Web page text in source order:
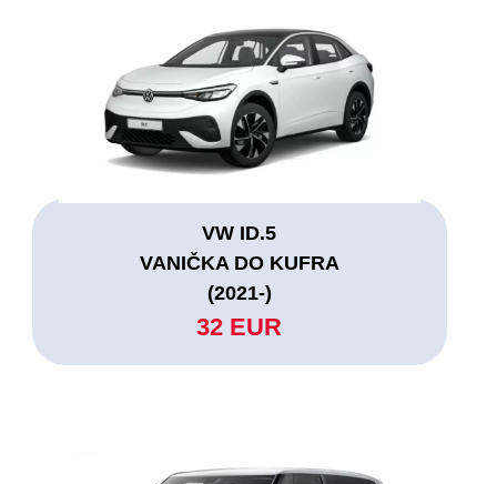
VW ID.5
VANIČKA DO KUFRA
(2021-)
32 EUR